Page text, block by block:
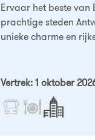
Ervaar het beste van
prachtige steden
unieke charme en
Vertrek: 1 oktober